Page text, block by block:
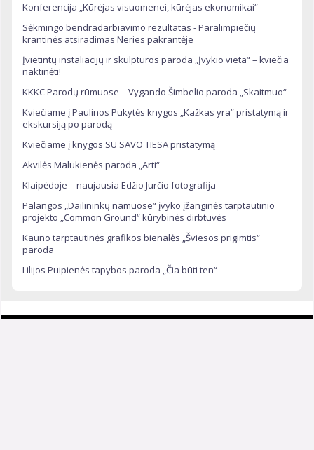
Konferencija „Kūrėjas visuomenei, kūrėjas ekonomikai“
Sėkmingo bendradarbiavimo rezultatas - Paralimpiečių
krantinės atsiradimas Neries pakrantėje
Įvietintų instaliacijų ir skulptūros paroda „Įvykio vieta“ – kviečia
naktinėti!
KKKC Parodų rūmuose – Vygando Šimbelio paroda „Skaitmuo“
Kviečiame į Paulinos Pukytės knygos „Kažkas yra“ pristatymą ir
ekskursiją po parodą
Kviečiame į knygos SU SAVO TIESA pristatymą
Akvilės Malukienės paroda „Arti“
Klaipėdoje – naujausia Edžio Jurčio fotografija
Palangos „Dailininkų namuose“ įvyko įžanginės tarptautinio
projekto „Common Ground“ kūrybinės dirbtuvės
Kauno tarptautinės grafikos bienalės „Šviesos prigimtis“
paroda
Lilijos Puipienės tapybos paroda „Čia būti ten“